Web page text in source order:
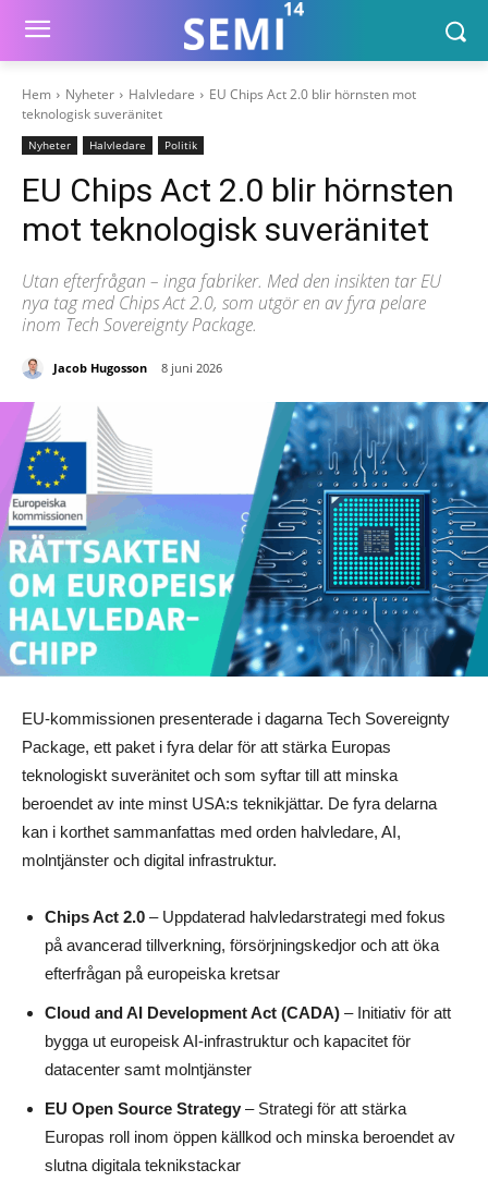
Hem Nyheter Halvledare
EU Chips Act 2.0 blir hörnsten mot
teknologisk suveränitet
Nyheter Halvledare Politik
EU Chips Act 2.0 blir hörnsten
mot teknologisk suveränitet
Utan efterfrågan – inga fabriker. Med den insikten tar EU
nya tag med Chips Act 2.0, som utgör en av fyra pelare
inom Tech Sovereignty Package.
Jacob Hugosson 8 juni 2026
EU-kommissionen presenterade i dagarna Tech Sovereignty
Package, ett paket i fyra delar för att stärka Europas
teknologiskt suveränitet och som syftar till att minska
beroendet av inte minst USA:s teknikjättar. De fyra delarna
kan i korthet sammanfattas med orden halvledare, AI,
molntjänster och digital infrastruktur.
Chips Act 2.0 – Uppdaterad halvledarstrategi med fokus
på avancerad tillverkning, försörjningskedjor och att öka
efterfrågan på europeiska kretsar
Cloud and AI Development Act (CADA) – Initiativ för att
bygga ut europeisk AI-infrastruktur och kapacitet för
datacenter samt molntjänster
EU Open Source Strategy – Strategi för att stärka
Europas roll inom öppen källkod och minska beroendet av
slutna digitala teknikstackar